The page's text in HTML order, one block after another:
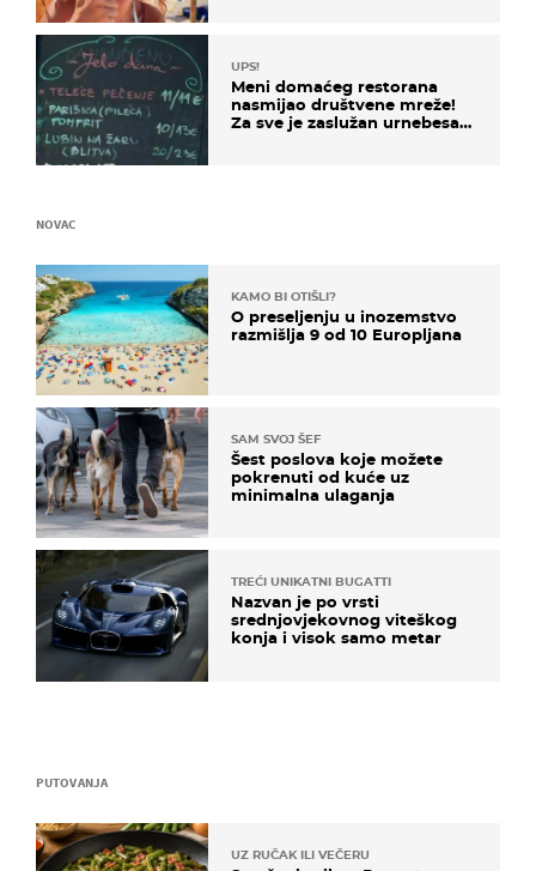
UPS!
Meni domaćeg restorana
nasmijao društvene mreže!
Za sve je zaslužan urnebesan
PUTOVANJA
UZ RUČAK ILI VEČERU
NOVAC
KAMO BI OTIŠLI?
O preseljenju u inozemstvo
razmišlja 9 od 10 Europljana
SAM SVOJ ŠEF
Šest poslova koje možete
pokrenuti od kuće uz
minimalna ulaganja
TREĆI UNIKATNI BUGATTI
Nazvan je po vrsti
srednjovjekovnog viteškog
konja i visok samo metar